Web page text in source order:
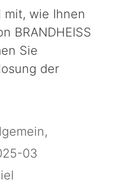
mit, wie Ihnen
BRANDHEISS
Sie
der
,
03